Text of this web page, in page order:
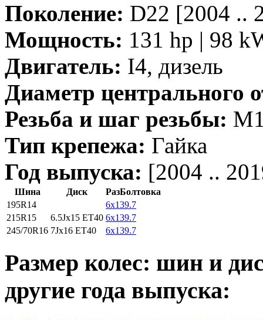
Поколение: D22 [2004 ..
Мощность: 131 hp | 98
Двигатель: I4, дизель
Диаметр центрального
Резьба и шаг резьбы:
Тип крепежа: Гайка
Год выпуска: [2004 ..
Шина Диск
РазБолтовка
195R14
6x139.7
215R15
6.5Jx15 ET40 6x139.7
245/70R16 7Jx16 ET40 6x139.7
Размер колес: шин и
другие года выпуска: